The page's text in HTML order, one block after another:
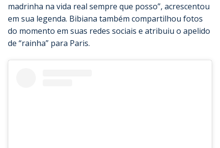
madrinha na vida real sempre que posso”, acrescentou
em sua legenda. Bibiana também compartilhou fotos
do momento em suas redes sociais e atribuiu o apelido
de “rainha” para Paris.